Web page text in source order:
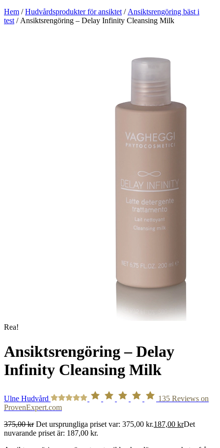
Hem /Hudvårdsprodukter för ansiktet/Ansiktsrengöring bäst i
test/ Ansiktsrengöring – Delay Infinity Cleansing Milk
Rea!
Ansiktsrengöring – Delay
Infinity Cleansing Milk
Ulne Hudvård 135 Reviews on
ProvenExpert.com
375,00kr Det ursprungliga priset var: 375,00 kr.187,00 krDet
nuvarande priset är: 187,00 kr.